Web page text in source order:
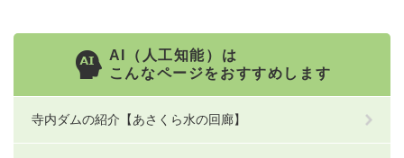
AI（人工知能）は
こんなページをおすすめします
寺内ダムの紹介【あさくら水の回廊】